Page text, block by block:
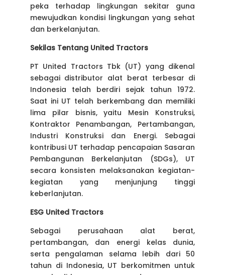
peka terhadap lingkungan sekitar guna
mewujudkan kondisi lingkungan yang sehat
dan berkelanjutan.
Sekilas Tentang United Tractors
PT United Tractors Tbk (UT) yang dikenal
sebagai distributor alat berat terbesar di
Indonesia telah berdiri sejak tahun 1972.
Saat ini UT telah berkembang dan memiliki
lima pilar bisnis, yaitu Mesin Konstruksi,
Kontraktor Penambangan, Pertambangan,
Industri Konstruksi dan Energi. Sebagai
kontribusi UT terhadap pencapaian Sasaran
Pembangunan Berkelanjutan (SDGs), UT
secara konsisten melaksanakan kegiatan-
kegiatan yang menjunjung tinggi
keberlanjutan.
ESG United Tractors
Sebagai perusahaan alat berat,
pertambangan, dan energi kelas dunia,
serta pengalaman selama lebih dari 50
tahun di Indonesia, UT berkomitmen untuk